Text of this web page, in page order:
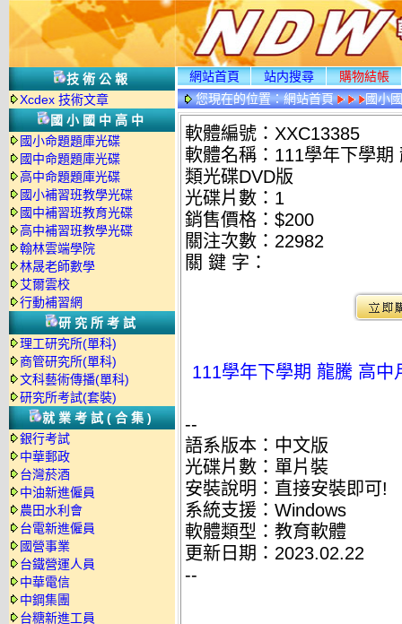
技術公報
Xcdex 技術文章
國小國中高中
國小命題題庫光碟
國中命題題庫光碟
高中命題題庫光碟
國小補習班教學光碟
國中補習班教育光碟
高中補習班教學光碟
翰林雲端學院
林晟老師數學
艾爾雲校
行動補習網
研究所考試
理工研究所(單科)
商管研究所(單科)
文科藝術傳播(單科)
研究所考試(套裝)
就業考試(合集)
銀行考試
中華郵政
台灣菸酒
中油新進僱員
農田水利會
台電新進僱員
國營事業
台鐵營運人員
中華電信
中鋼集團
台糖新進工員
網站首頁 站内搜尋
購物結帳
您現在的位置：網站首頁 國小
軟體編號：XXC13385
軟體名稱：111學年下學
類光碟DVD版
光碟片數：1
銷售價格：$200
關注次數： 22982
關 鍵 字：
111學年下學期 龍騰 高
--
語系版本：中文版
光碟片數：單片裝
安裝說明：直接安裝即可!
系統支援：Windows
軟體類型：教育軟體
更新日期：2023.02.22
--